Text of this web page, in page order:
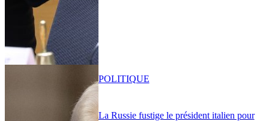
La Russie fustige le président italien pour
POLITIQUE